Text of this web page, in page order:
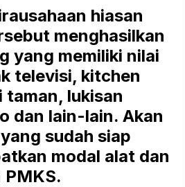
hiasan
menghasilkan
yang memiliki nilai
televisi, kitchen
taman, lukisan
dan lain-lain. Akan
sudah siap
modal alat dan
PMKS.